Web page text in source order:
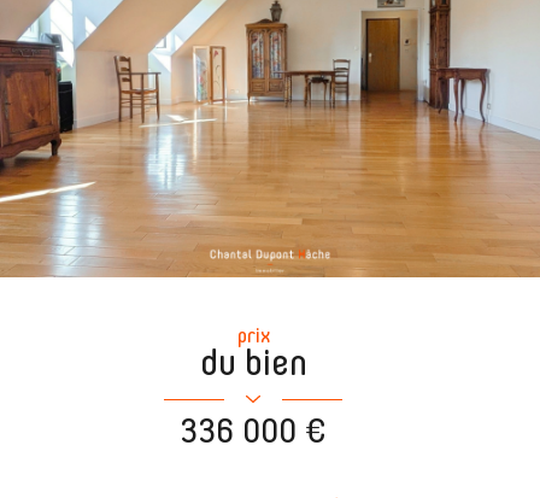
prix
du bien
336 000 €